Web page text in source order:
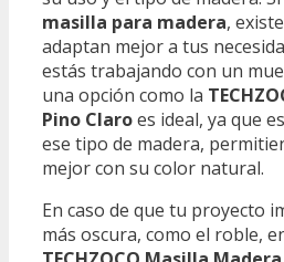
masilla para madera,
adaptan mejor a tus
estás trabajando con un
una opción como la
Pino Claroes ideal, ya que
ese tipo de madera,
mejor con su color natural.
En caso de que tu proyecto
más oscura, como el roble,